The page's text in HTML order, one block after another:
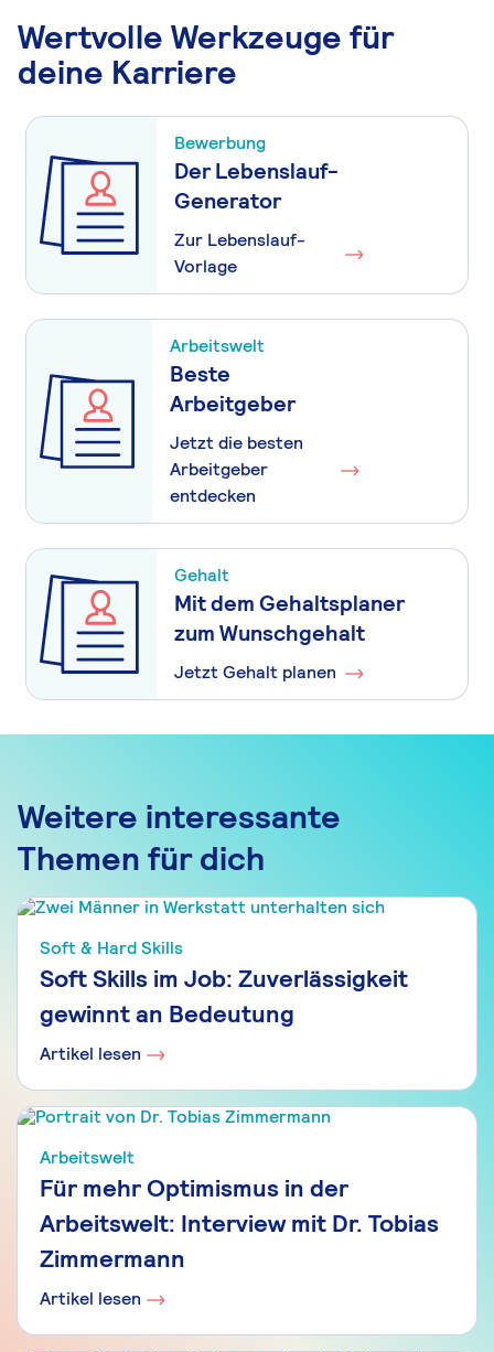
Wertvolle Werkzeuge für
deine Karriere
Bewerbung
Der Lebenslauf-
Generator
Zur Lebenslauf-
Vorlage
Arbeitswelt
Beste
Arbeitgeber
Jetzt die besten
Arbeitgeber
entdecken
Gehalt
Mit dem Gehaltsplaner
zum Wunschgehalt
Jetzt Gehalt planen
Weitere interessante
Themen für dich
Soft & Hard Skills
Soft Skills im Job: Zuverlässigkeit
gewinnt an Bedeutung
Artikel lesen
Arbeitswelt
Für mehr Optimismus in der
Arbeitswelt: Interview mit Dr. Tobias
Zimmermann
Artikel lesen